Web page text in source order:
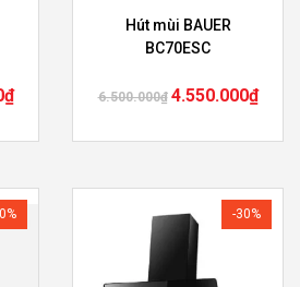
₫
Hút mùi BAUER
BC70ESC
6.500.000₫ 4.550.000₫
-30%